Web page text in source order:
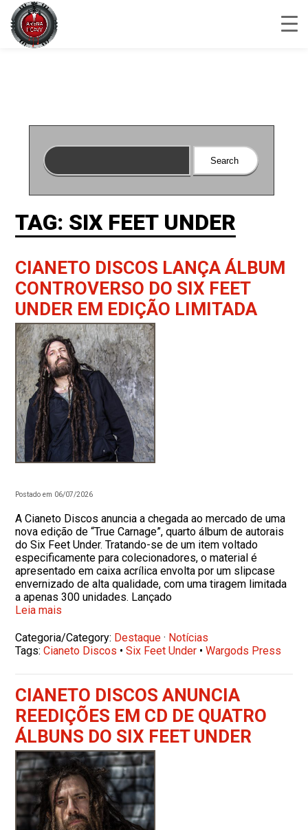
TAG: SIX FEET UNDER
CIANETO DISCOS LANÇA ÁLBUM
CONTROVERSO DO SIX FEET
UNDER EM EDIÇÃO LIMITADA
Postado em 06/07/2026
A Cianeto Discos anuncia a chegada ao mercado de uma
nova edição de “True Carnage”, quarto álbum de autorais
do Six Feet Under. Tratando-se de um item voltado
especificamente para colecionadores, o material é
apresentado em caixa acrílica envolta por um slipcase
envernizado de alta qualidade, com uma tiragem limitada
a apenas 300 unidades. Lançado
Leia mais
Categoria/Category: Destaque · Notícias
Tags:Cianeto Discos •Six Feet Under •Wargods Press
CIANETO DISCOS ANUNCIA
REEDIÇÕES EM CD DE QUATRO
ÁLBUNS DO SIX FEET UNDER